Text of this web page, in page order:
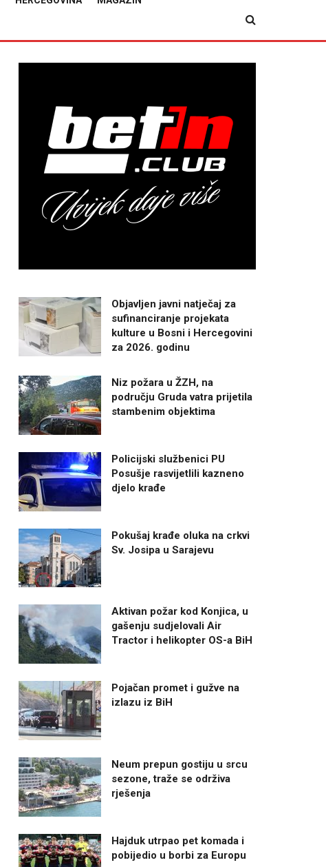
Objavljen javni natječaj za
sufinanciranje projekata
kulture u Bosni i Hercegovini
za 2026. godinu
Niz požara u ŽZH, na
području Gruda vatra prijetila
stambenim objektima
Policijski službenici PU
Posušje rasvijetlili kazneno
djelo krađe
Pokušaj krađe oluka na crkvi
Sv. Josipa u Sarajevu
Aktivan požar kod Konjica, u
gašenju sudjelovali Air
Tractor i helikopter OS-a BiH
Pojačan promet i gužve na
izlazu iz BiH
Neum prepun gostiju u srcu
sezone, traže se održiva
rješenja
Hajduk utrpao pet komada i
pobijedio u borbi za Europu